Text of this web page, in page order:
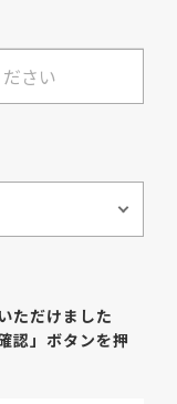
ただけました
認」ボタンを押